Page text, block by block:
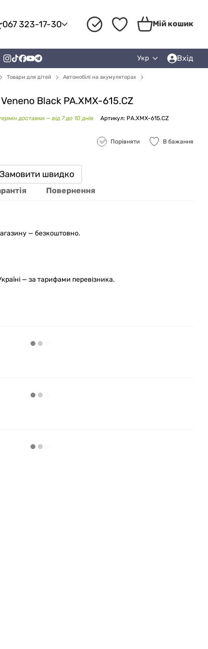
067 323-17-30 Мій кошик
Укр Вхід
Товари для дітей
Автомобілі на акумуляторах
Black PA.XMX-615.CZ
доставки — від 7 до 10 днів Артикул: PA.XMX-615.CZ
Порівняти В бажання
Замовити швидко
Повернення
— безкоштовно.
— за тарифами перевізника.